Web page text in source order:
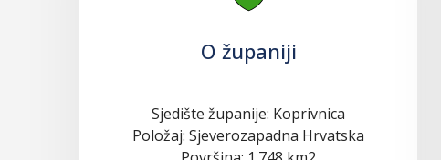
O županiji
Sjedište županije: Koprivnica
Položaj: Sjeverozapadna Hrvatska